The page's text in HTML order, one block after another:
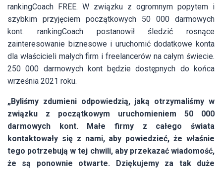
rankingCoach FREE. W związku z ogromnym popytem i
szybkim przyjęciem początkowych 50 000 darmowych
kont. rankingCoach postanowił śledzić rosnące
zainteresowanie biznesowe i uruchomić dodatkowe konta
dla właścicieli małych firm i freelancerów na całym świecie.
250 000 darmowych kont będzie dostępnych do końca
września 2021 roku.
„Byliśmy zdumieni odpowiedzią, jaką otrzymaliśmy w
związku z początkowym uruchomieniem 50 000
darmowych kont. Małe firmy z całego świata
kontaktowały się z nami, aby powiedzieć, że właśnie
tego potrzebują w tej chwili, aby przekazać wiadomość,
że są ponownie otwarte. Dziękujemy za tak duże